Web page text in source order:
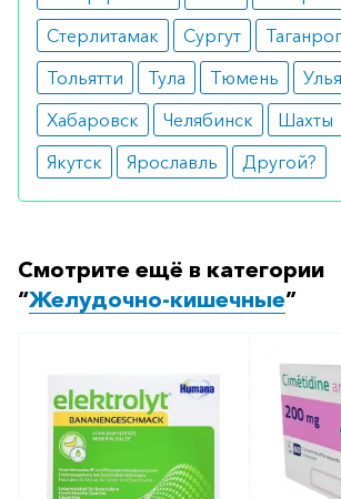
Стерлитамак
Сургут Таганрог
Тольятти
Тула Тюмень
Хабаровск
Челябинск Шахты
Якутск
Ярославль Другой?
Смотрите ещё в категории
“Желудочно-кишечные”